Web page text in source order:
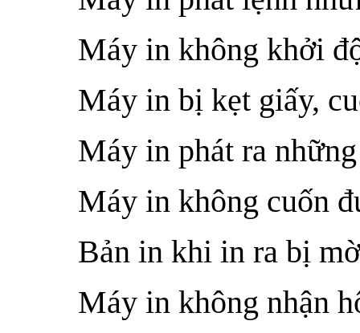
Máy in không khởi
Máy in bị kẹt giấy,
Máy in phát ra
Máy in không cuốn
Bản in khi in ra bị
Máy in không nhận